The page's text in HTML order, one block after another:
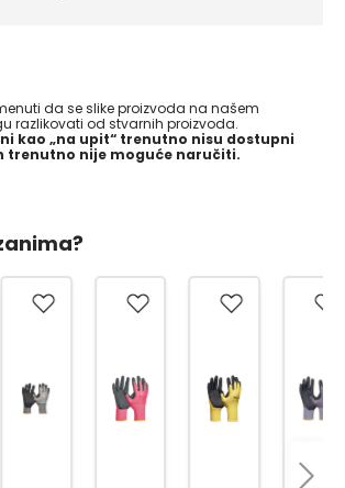
da se slike proizvoda na našem
razlikovati od stvarnih proizvoda.
kao „na upit“ trenutno nisu dostupni
trenutno nije moguće naručiti.